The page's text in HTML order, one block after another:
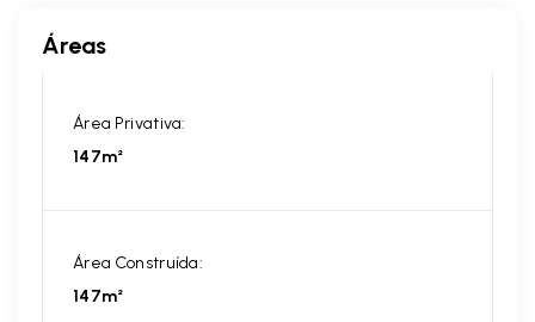
Áreas
Área Privativa:
147m²
Área Construída:
147m²